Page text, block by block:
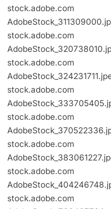
stock.adobe.com
stock.adobe.com
stock.adobe.com
stock.adobe.com
stock.adobe.com
stock.adobe.com
stock.adobe.com
stock.adobe.com